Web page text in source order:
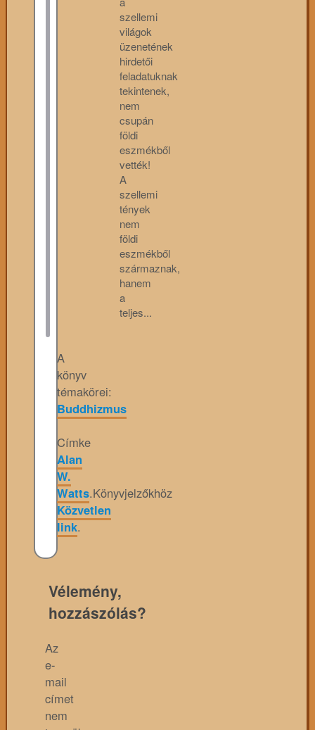
szellemi
világok
üzenetének
hirdetői
feladatuknak
tekintenek,
nem
csupán
földi
eszmékből
vették!
A
szellemi
tények
nem
földi
eszmékből
származnak,
hanem
a
teljes...
A
könyv
témakörei:
Buddhizmus
Címke
Alan
W.
Watts.Könyvjelzőkhöz
Közvetlen
link.
Vélemény,
hozzászólás?
Az
e-
mail
címet
nem